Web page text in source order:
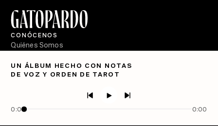
UN ÁLBUM HECHO CON NOTAS
DE VOZ Y ORDEN DE TAROT
0:00 0:00
CONÓCENOS
Quiénes Somos
PÓDCASTS
Crecer en Distopía